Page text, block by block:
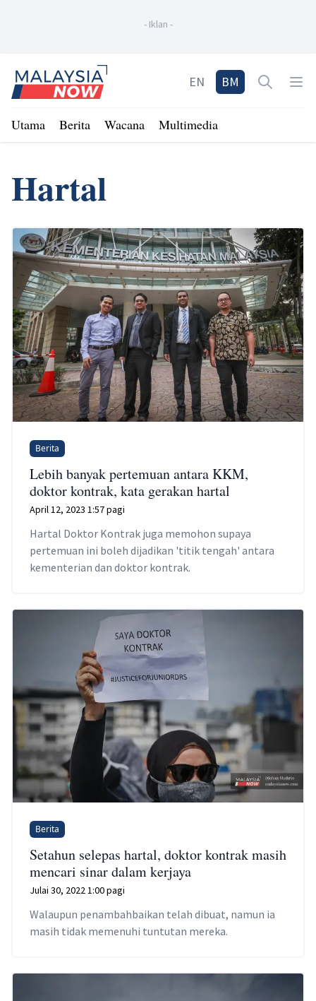
- Iklan -
Home
EN BM Open
Utama Berita Wacana Multimedia
Hartal
Berita
Lebih banyak pertemuan antara KKM,
doktor kontrak, kata gerakan hartal
April 12, 2023 1:57 pagi
Hartal Doktor Kontrak juga memohon supaya
pertemuan ini boleh dijadikan 'titik tengah' antara
kementerian dan doktor kontrak.
Berita
Setahun selepas hartal, doktor kontrak masih
mencari sinar dalam kerjaya
Julai 30, 2022 1:00 pagi
Walaupun penambahbaikan telah dibuat, namun ia
masih tidak memenuhi tuntutan mereka.